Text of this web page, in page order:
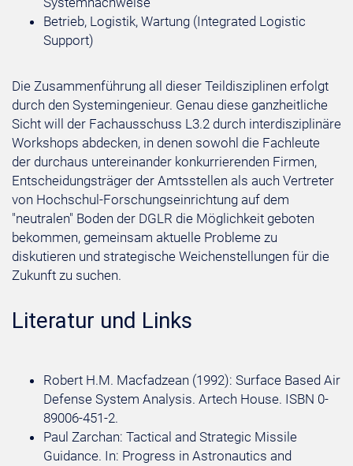
Betrieb, Logistik, Wartung (Integrated Logistic
Support)
Die Zusammenführung all dieser Teildisziplinen erfolgt
durch den Systemingenieur. Genau diese ganzheitliche
Sicht will der Fachausschuss L3.2 durch interdisziplinäre
Workshops abdecken, in denen sowohl die Fachleute
der durchaus untereinander konkurrierenden Firmen,
Entscheidungsträger der Amtsstellen als auch Vertreter
von Hochschul-Forschungseinrichtung auf dem
"neutralen" Boden der DGLR die Möglichkeit geboten
bekommen, gemeinsam aktuelle Probleme zu
diskutieren und strategische Weichenstellungen für die
Zukunft zu suchen.
Literatur und Links
Robert H.M. Macfadzean (1992): Surface Based Air
Defense System Analysis. Artech House. ISBN 0-
89006-451-2.
Paul Zarchan: Tactical and Strategic Missile
Guidance. In: Progress in Astronautics and